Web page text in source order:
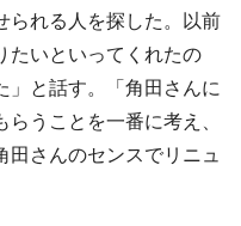
られる人を探した。以前
たいといってくれたの
」と話す。「角田さんに
うことを一番に考え、
さんのセンスでリニュ